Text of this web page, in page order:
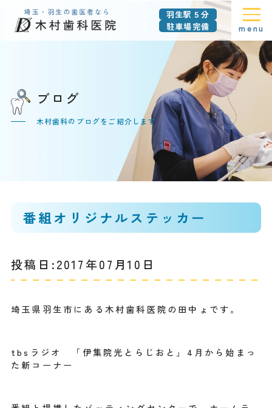
羽生駅５分
駐車場完備
menu
ブログ
木村歯科のブログをご紹介します
番組オリジナルステッカー
投稿日:2017年07月10日
埼玉県羽生市にある木村歯科医院の田中ょです。
tbsラジオ 「伊集院光とらじおと」4月から始まっ
た新コーナー